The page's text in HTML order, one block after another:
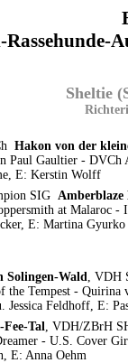
Rassehunde-
Sheltie
Hakon von der
Paul Gaultier -
E: Kerstin Wolff
SIG Amberblaze
at Malaroc -
E: Martina Gyurko
Solingen-Wald, VDH
the Tempest - Quirina
Jessica Feldhoff, E:
Tal, VDH/ZBrH
- U.S. Cover
E: Anna Oehm